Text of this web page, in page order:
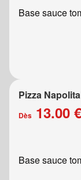
Base sauce
Pizza
Dès 13.00 €
Base sauce